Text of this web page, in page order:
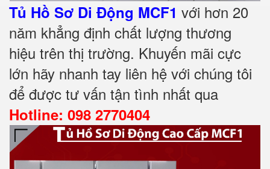
Tủ Hồ Sơ Di Động MCF1 với hơn 20
năm khẳng định chất lượng thương
hiệu trên thị trường. Khuyến mãi cực
lớn hãy nhanh tay liên hệ với chúng tôi
để được tư vấn tận tình nhất qua
Hotline: 098 2770404